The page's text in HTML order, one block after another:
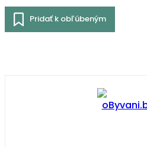
Pridať k obľúbeným